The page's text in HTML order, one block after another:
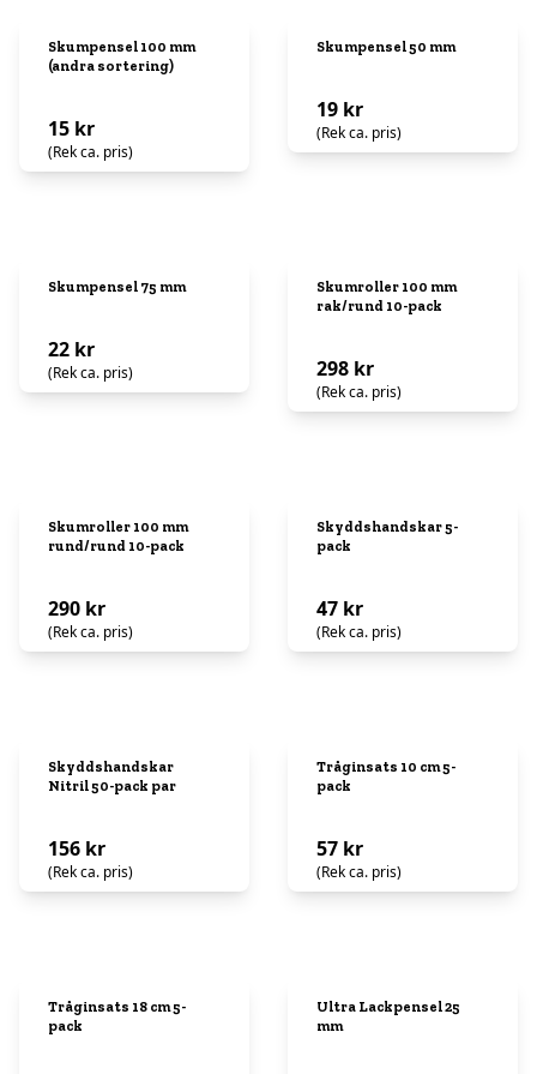
Skumpensel 100 mm
(andra sortering)
15 kr
(Rek ca. pris)
Skumpensel 50 mm
19 kr
(Rek ca. pris)
Skumpensel 75 mm
22 kr
(Rek ca. pris)
Skumroller 100 mm
rak/rund 10-pack
298 kr
(Rek ca. pris)
Skumroller 100 mm
rund/rund 10-pack
290 kr
(Rek ca. pris)
Skyddshandskar 5-
pack
47 kr
(Rek ca. pris)
Skyddshandskar
Nitril 50-pack par
156 kr
(Rek ca. pris)
Tråginsats 10 cm 5-
pack
57 kr
(Rek ca. pris)
Tråginsats 18 cm 5-
pack
Ultra Lackpensel 25
mm